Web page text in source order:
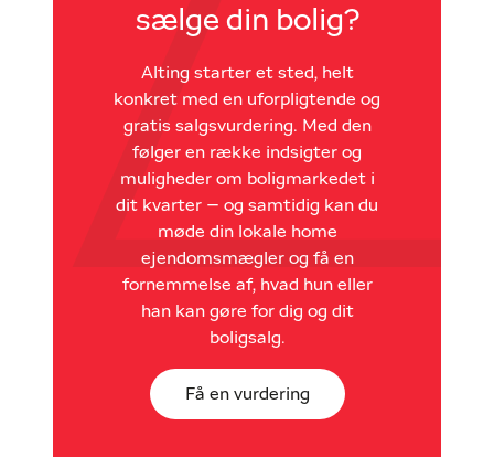
sælge din bolig?
Alting starter et sted, helt
konkret med en uforpligtende og
gratis salgsvurdering. Med den
følger en række indsigter og
muligheder om boligmarkedet i
dit kvarter – og samtidig kan du
møde din lokale home
ejendomsmægler og få en
fornemmelse af, hvad hun eller
han kan gøre for dig og dit
boligsalg.
Få en vurdering